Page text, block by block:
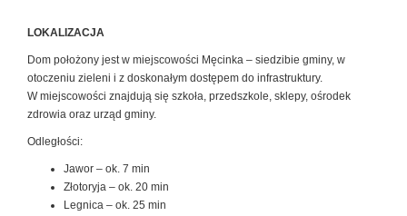
LOKALIZACJA
Dom położony jest w miejscowości Męcinka – siedzibie gminy, w
otoczeniu zieleni i z doskonałym dostępem do infrastruktury.
W miejscowości znajdują się szkoła, przedszkole, sklepy, ośrodek
zdrowia oraz urząd gminy.
Odległości:
Jawor – ok. 7 min
Złotoryja – ok. 20 min
Legnica – ok. 25 min